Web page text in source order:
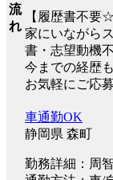
流
れ
【履歴書不要
家にいながら
書・志望動機
今までの経歴
お気軽にご応
車通勤OK
静岡県 森町
勤務詳細：周